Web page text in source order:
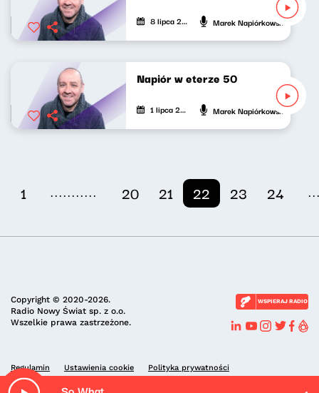
8 lipca 2021 Marek Napiórkowski
Napiór w eterze 50
1 lipca 2021 Marek Napiórkowski
1 ........... 20 21 22 23 24
Copyright © 2020-2026.
Radio Nowy Świat sp. z o.o.
Wszelkie prawa zastrzeżone.
WSPIERAJ RADIO
Regulamin Ustawienia cookie Polityka prywatności